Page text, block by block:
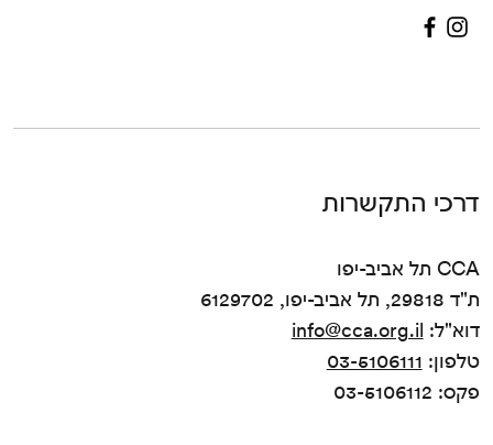
דרכי התקשרות
CCA תל אביב-יפו
ת"ד 29818, תל אביב-יפו, 6129702
דוא"ל: info@cca.org.il
טלפון: 03-5106111
פקס: 03-5106112